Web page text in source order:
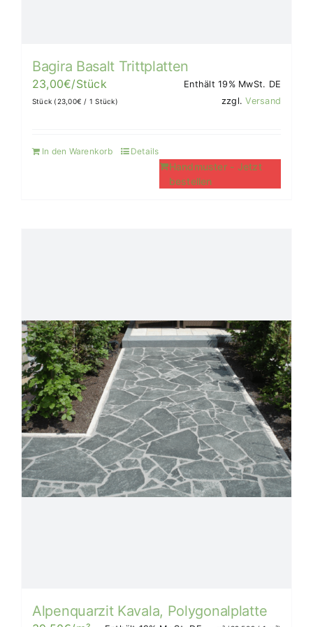
Bagira Basalt Trittplatten
23,00€/Stück Enthält 19% MwSt. DE
Stück (23,00€ / 1 Stück) zzgl.Versand
In den Warenkorb
Handmuster - Jetzt
bestellen
Details
Alpenquarzit Kavala, Polygonalplatte